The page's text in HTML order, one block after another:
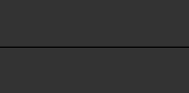
FETT